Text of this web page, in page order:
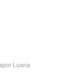
por Luana